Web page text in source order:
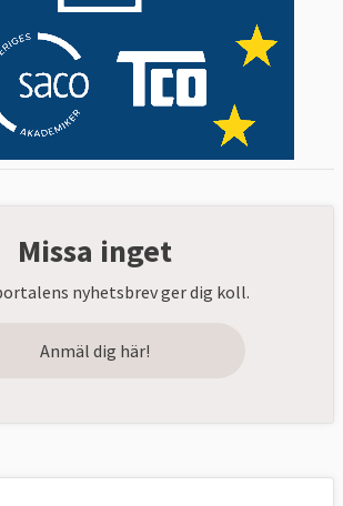
Missa inget
nyhetsbrev ger dig koll.
Anmäl dig här!